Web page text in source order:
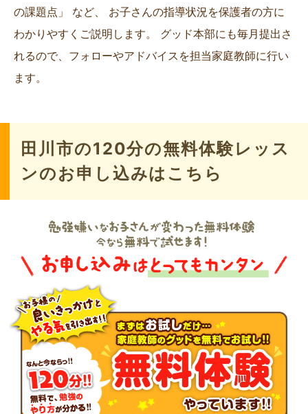
の課題点」 など、 お子さんの指導状況を保護者の方に
わかりやすくご説明します。 グッド本部にも毎月提出さ
れるので、フォローやアドバイスを担当家庭教師に行い
ます。
田川市の120分の無料体験レッス
ンのお申し込みはこちら